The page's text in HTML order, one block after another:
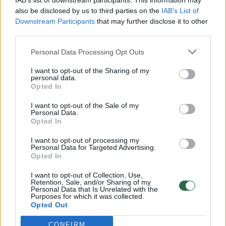
also be disclosed by us to third parties on the IAB’s List of
Downstream Participants that may further disclose it to other
Personal Data Processing Opt Outs
I want to opt-out of the Sharing of my
personal data.
Opted In
I want to opt-out of the Sale of my
Personal Data.
Opted In
I want to opt-out of processing my
Personal Data for Targeted Advertising.
Opted In
I want to opt-out of Collection, Use,
Retention, Sale, and/or Sharing of my
Personal Data that Is Unrelated with the
Purposes for which it was collected.
Opted Out
CONFIRM
vaiko gyvybių išgelbėti nepavyko
Žinios | Lietuvos diena
00:00:57
Savaitės vidurys nusimato karštas: temperatūra kils iki
32 laipsnių šilumos
Žinios | Orai
Nufilmavo, kaip patvino Vilniaus Vakarinis aplinkkelis:
Žinios | Lietuvos diena
00:00:55
Avarija Vilniuje: į stotelę įsirėžęs automobilis sužalojo
dvi moteris